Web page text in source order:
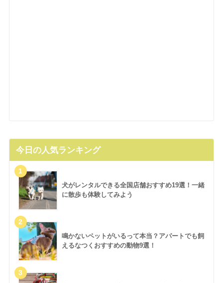
今日の人気ランキング
犬がレンタルできる全国店舗おすすめ19選！一緒
に散歩も体験してみよう
鳴かないペットがいるって本当？アパートでも飼
えるなつくおすすめの動物9選！